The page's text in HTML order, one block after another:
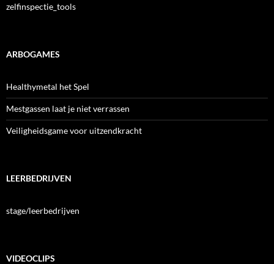
zelfinspectie_tools
ARBOGAMES
Healthymetal het Spel
Mestgassen laat je niet verrassen
Veiligheidsgame voor uitzendkracht
LEERBEDRIJVEN
stage/leerbedrijven
VIDEOCLIPS